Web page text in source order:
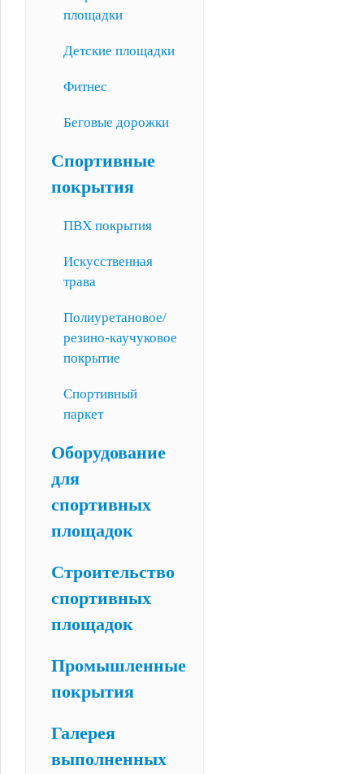
площадки
Детские площадки
Фитнес
Беговые дорожки
Спортивные
покрытия
ПВХ покрытия
Искусственная
трава
Полиуретановое/
резино-каучуковое
покрытие
Спортивный
паркет
Оборудование
для
спортивных
площадок
Строительство
спортивных
площадок
Промышленные
покрытия
Галерея
выполненных